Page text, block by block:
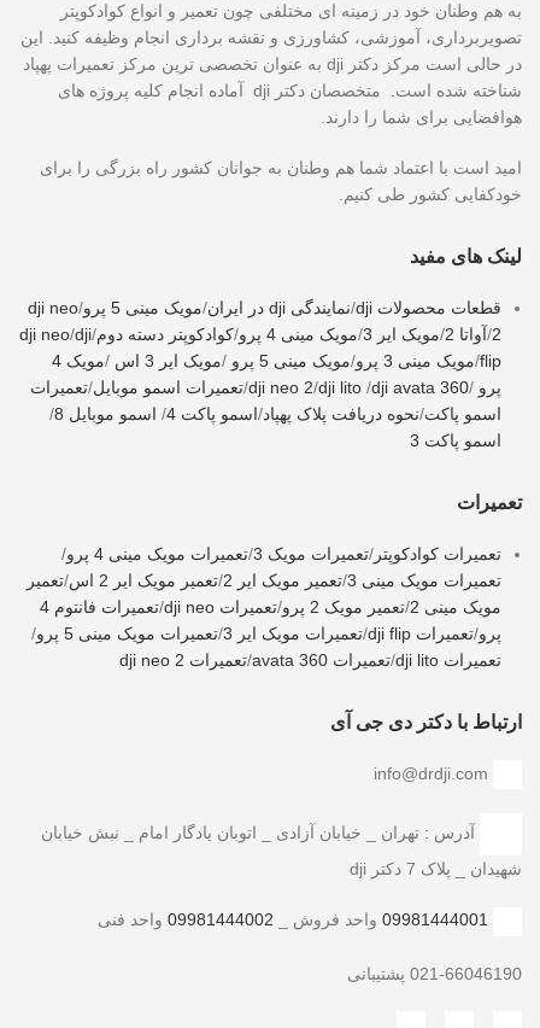
به هم وطنان خود در زمینه ای مختلفی چون تعمیر و انواع کوادکوپتر
تصویربرداری، آموزشی، کشاورزی و نقشه برداری انجام وظیفه کنید. این
در حالی است مرکز دکتر dji به عنوان تخصصی ترین مرکز تعمیرات پهپاد
شناخته شده است. متخصصان دکتر dji آماده انجام کلیه پروژه های
هوافضایی برای شما را دارند.
امید است با اعتماد شما هم وطنان به جوانان کشور راه بزرگی را برای
خودکفایی کشور طی کنیم.
لینک های مفید
قطعات محصولات dji /نمایندگی dji در ایران /مویک مینی 5 پرو /
dji neo
2
/آواتا 2 /مویک ایر 3 /مویک مینی 4 پرو /کوادکوپتر دسته دوم/
dji neo/dji
flip
/مویک مینی 3 پرو /مویک مینی 5 پرو /مویک ایر 3 اس /
مویک 4
پرو /
dji neo 2/dji lito /dji avata 360
/تعمیرات اسمو موبایل/تعمیرات
اسمو پاکت/نحوه دریافت پلاک پهپاد/اسمو پاکت 4 / اسمو موبایل 8
/
اسمو پاکت 3
تعمیرات
تعمیرات کوادکوپتر /تعمیرات مویک 3 /تعمیرات مویک مینی 4 پرو
/
تعمیرات مویک مینی 3
/تعمیر مویک ایر 2 /تعمیر مویک ایر 2 اس /تعمیر
مویک مینی 2
/تعمیر مویک 2 پرو /تعمیرات dji neo /
تعمیرات فانتوم 4
پرو/تعمیرات dji flip /تعمیرات مویک ایر 3 /تعمیرات مویک مینی 5 پرو
/
تعمیرات dji lito
/تعمیرات avata 360 /تعمیرات dji neo 2
ارتباط با دکتر دی جی آی
آدرس : تهران _ خیابان آزادی _ اتوبان یادگار امام _ نبش خیابان
شهیدان _ پلاک 7 دکتر dji
09981444001 واحد فروش _ 09981444002 واحد فنی
021-66046190 پشتیبانی